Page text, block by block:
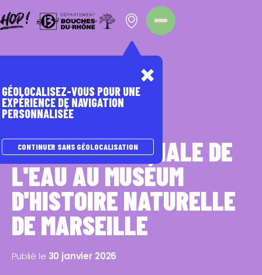
JOURNÉE MONDIALE DE
L'EAU AU MUSÉUM
D'HISTOIRE NATURELLE
DE MARSEILLE
Nos évènements
Publié le 30 janvier 2026
GÉOLOCALISEZ-VOUS POUR UNE
EXPÉRIENCE DE NAVIGATION
PERSONNALISÉE
CONTINUER SANS GÉOLOCALISATION